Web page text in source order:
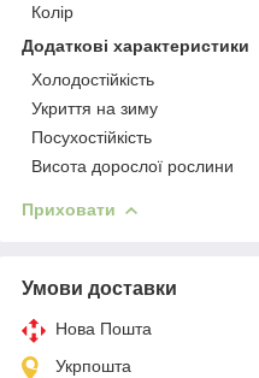
Колір
Додаткові характеристики
Холодостійкість
Укриття на зиму
Посухостійкість
Висота дорослої рослини
Приховати
Умови доставки
Нова Пошта
Укрпошта